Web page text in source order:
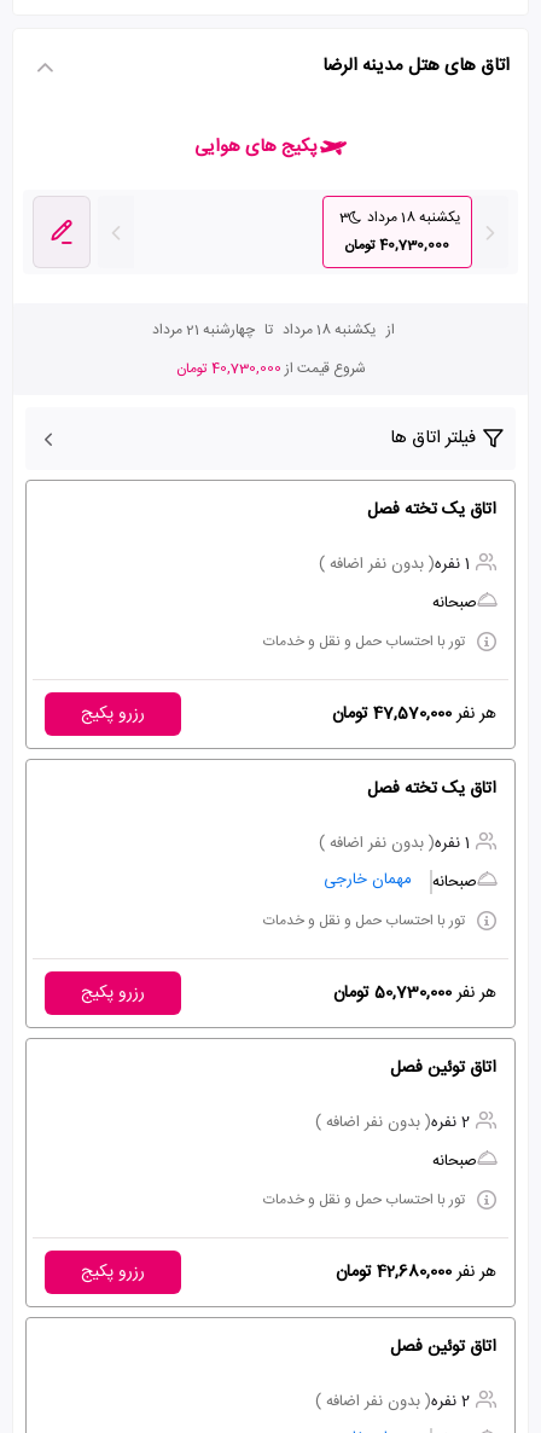
اتاق های هتل مدینه الرضا
پکیج های هوایی
یکشنبه 18 مرداد
3
40,730,000 تومان
از یکشنبه 18 مرداد تا چهارشنبه 21 مرداد
شروع قیمت از40,730,000 تومان
فیلتر اتاق ها
اتاق یک تخته فصل
1 نفره
( بدون نفر اضافه )
صبحانه
تور با احتساب حمل و نقل و خدمات
هر نفر47,570,000 تومان رزرو پکیج
اتاق یک تخته فصل
1 نفره
( بدون نفر اضافه )
صبحانه
مهمان خارجی
تور با احتساب حمل و نقل و خدمات
هر نفر50,730,000 تومان رزرو پکیج
اتاق توئین فصل
2 نفره
( بدون نفر اضافه )
صبحانه
تور با احتساب حمل و نقل و خدمات
هر نفر42,680,000 تومان رزرو پکیج
اتاق توئین فصل
2 نفره
( بدون نفر اضافه )